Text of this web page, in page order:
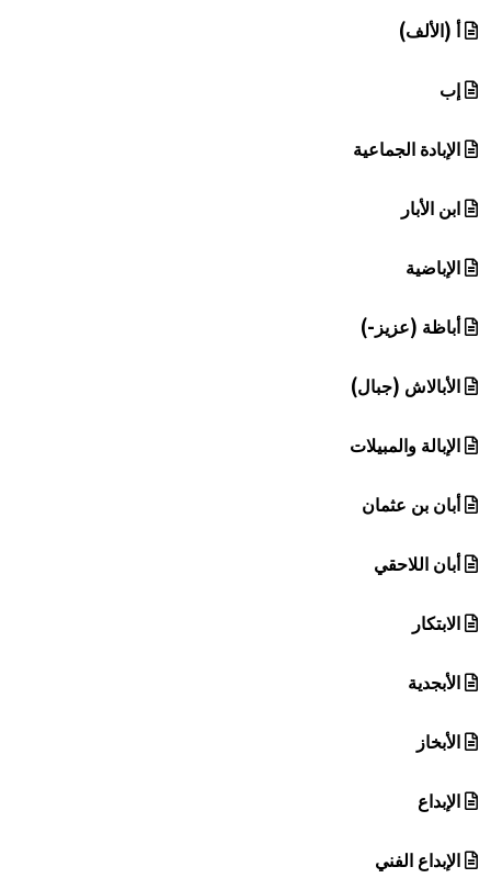
أ (الألف)
إب
الإبادة الجماعية
ابن الأبار
الإباضية
أباظة (عزيز-)
الأبالاش (جبال)
الإبالة والمبيلات
أبان بن عثمان
أبان اللاحقي
الابتكار
الأبجدية
الأبخاز
الإبداع
الإبداع الفني